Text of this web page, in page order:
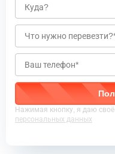
Нажимая кнопку, я даю своё
персональных данных